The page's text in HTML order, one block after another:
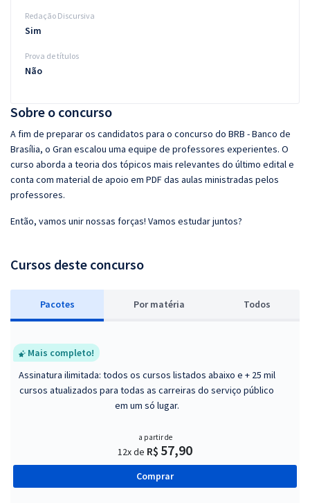
Sobre o concurso
A fim de preparar os candidatos para o concurso do BRB - Banco de
Brasília, o Gran escalou uma equipe de professores experientes. O
curso aborda a teoria dos tópicos mais relevantes do último edital e
conta com material de apoio em PDF das aulas ministradas pelos
professores.
Então, vamos unir nossas forças! Vamos estudar juntos?
Cursos deste concurso
Pacotes Por matéria Todos
Mais completo!
Assinatura ilimitada: todos os cursos listados abaixo e + 25 mil
cursos atualizados para todas as carreiras do serviço público
em um só lugar.
a partir de
12x de R$ 57,90
Comprar
Redação Discursiva
Sim
Prova de títulos
Não